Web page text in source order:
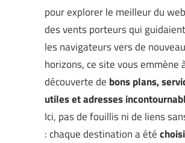
pour explorer le meilleur du
des vents porteurs qui
les navigateurs vers de
horizons, ce site vous emmène
découverte de bons plans,
utiles et adresses
Ici, pas de fouillis ni de liens
: chaque destination a été